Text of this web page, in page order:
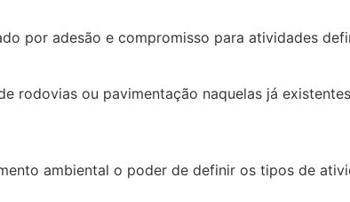
por adesão e compromisso para atividades
rodovias ou pavimentação naquelas já
ambiental o poder de definir os tipos de